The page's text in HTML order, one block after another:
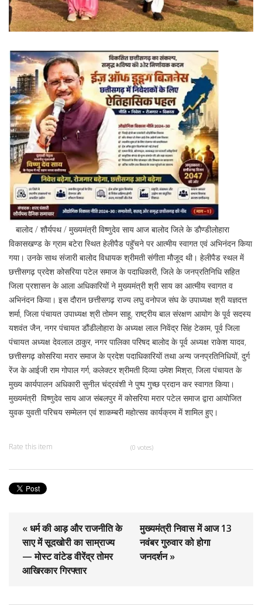
बालोद / शौर्यपथ / मुख्यमंत्री विष्णुदेव साय आज बालोद जिले के डौण्डीलोहारा
विकासखण्ड के ग्राम बटेरा स्थित हेलीपैड पहुॅचने पर आत्मीय स्वागत एवं अभिनंदन किया
गया। उनके साथ संजारी बालोद विधायक श्रीमती संगीता मौजूद थी। हेलीपैड स्थल में
छत्तीसगढ़ प्रदेश कोसरिया पटेल समाज के पदाधिकारी, जिले के जनप्रतिनिधि सहित
जिला प्रशासन के आला अधिकारियों ने मुख्यमंत्री श्री साय का आत्मीय स्वागत व
अभिनंदन किया। इस दौरान छत्तीसगढ़ राज्य लघु वनोपज संघ के उपाध्यक्ष श्री यज्ञदत्त
शर्मा, जिला पंचायत उपाध्यक्ष श्री तोमन साहू, राष्ट्रीय बाल संरक्षण आयोग के पूर्व सदस्य
यशवंत जैन, नगर पंचायत डौंडीलोहारा के अध्यक्ष लाल निवेंद्र सिंह टेकाम, पूर्व जिला
पंचायत अध्यक्ष देवलाल ठाकुर, नगर पालिका परिषद बालोद के पूर्व अध्यक्ष राकेश यादव,
छत्तीसगढ़ कोसरिया मरार समाज के प्रदेश पदाधिकारियों तथा अन्य जनप्रतिनिधियों, दुर्ग
रेंज के आईजी राम गोपाल गर्ग, कलेक्टर श्रीमती दिव्या उमेश मिश्रा, जिला पंचायत के
मुख्य कार्यपालन अधिकारी सुनील चंद्रवंशी ने पुष्प गुच्छ प्रदान कर स्वागत किया।
मुख्यमंत्री विष्णुदेव साय आज संबलपुर में कोसरिया मरार पटेल समाज द्वारा आयोजित
युवक युवती परिचय सम्मेलन एवं शाकम्बरी महोत्सव कार्यक्रम में शामिल हुए।
Rate this item (0 votes)
« धर्म की आड़ और राजनीति के
साए में सूदखोरी का साम्राज्य
— मोस्ट वांटेड वीरेंद्र तोमर
आखिरकार गिरफ्तार
मुख्यमंत्री निवास में आज 13
नवंबर गुरुवार को होगा
जनदर्शन »